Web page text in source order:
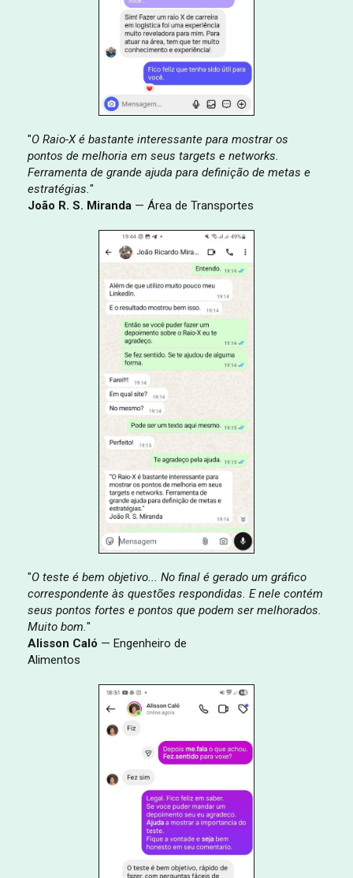
"O Raio-X é bastante interessante para mostrar os
pontos de melhoria em seus targets e networks.
Ferramenta de grande ajuda para definição de metas e
estratégias."
João R. S. Miranda — Área de Transportes
"O teste é bem objetivo... No final é gerado um gráfico
correspondente às questões respondidas. E nele contém
seus pontos fortes e pontos que podem ser melhorados.
Muito bom."
Alisson Caló — Engenheiro de
Alimentos